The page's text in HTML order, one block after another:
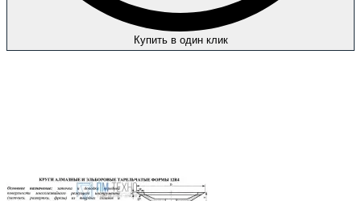
Купить в один клик